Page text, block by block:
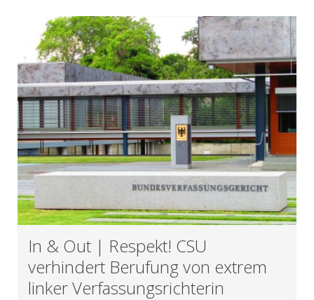
In & Out | Respekt! CSU
verhindert Berufung von extrem
linker Verfassungsrichterin